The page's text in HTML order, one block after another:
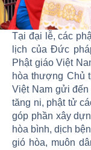
Tại đại lễ, các
lịch của Đức
Phật giáo Việt
hòa thượng Chủ
Việt Nam gửi
tăng ni, phật tử
góp phần xây
hòa bình, dịch
gió hòa, muôn